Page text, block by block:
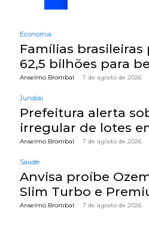
Economia
Famílias brasileiras
62,5 bilhões para
Anselmo Brombal - 7 de agosto de 2026
Jundiaí
Prefeitura alerta
irregular de lotes
Anselmo Brombal - 7 de agosto de 2026
Saúde
Anvisa proíbe
Slim Turbo e
Anselmo Brombal - 7 de agosto de 2026